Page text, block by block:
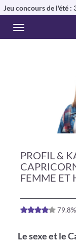
Jeu concours de l'été :
PROFIL &
FEMME ET
Le sexe et le